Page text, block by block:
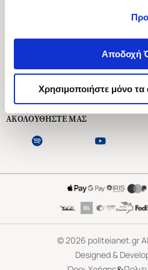
Αποδοχή
Χρησιμοποιήστε μόνο
Ασκληπιού 1-3,
Δευτέρα -
Εξυπηρέτηση Πελατών
ΑΚΟΛΟΥΘΗΣΤΕ ΜΑΣ
©2026 politeianet.gr
Designed &